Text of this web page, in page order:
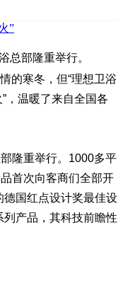
”
总部隆重举行。
的寒冬，但“理想卫浴
，温暖了来自全国各
隆重举行。1000多平
首次向客商们全部开
国红点设计奖最佳设
产品，其科技前瞻性